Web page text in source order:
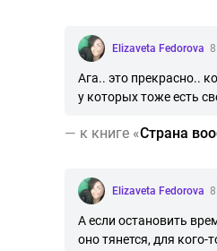
Elizaveta Fedorova
Ага.. это прекрасно..
у которых тоже есть
— к книге «Страна
Elizaveta Fedorova
А если остановить
оно тянется, для